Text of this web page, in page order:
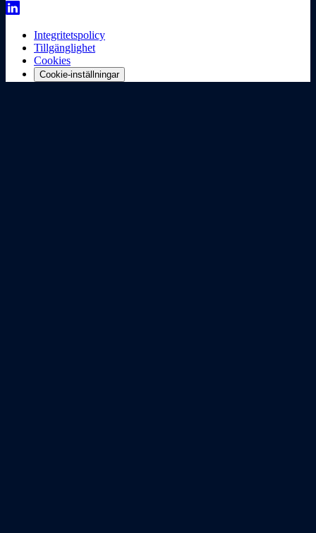
Integritetspolicy
Tillgänglighet
Cookies
Cookie-inställningar